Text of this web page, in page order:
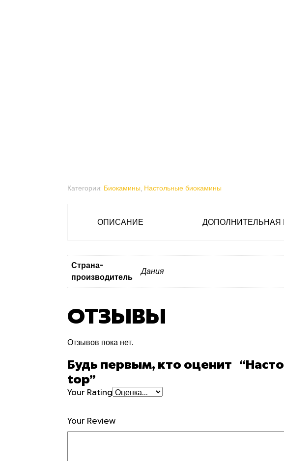
Категории: Биокамины, Настольные биокамины
ОПИСАНИЕ ДОПОЛНИТЕЛЬНАЯ
Страна-
производитель
Дания
ОТЗЫВЫ
Отзывов пока нет.
Будь первым, кто оценит
top”
Your Rating
Your Review